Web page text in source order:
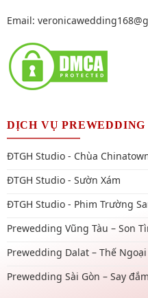
Email:
DỊCH VỤ PREWEDDING
ĐTGH Studio - Chùa
ĐTGH Studio - Sườn Xám
ĐTGH Studio - Phim Trường
Prewedding Vũng Tàu – Son
Prewedding Dalat – Thế
Prewedding Sài Gòn – Say